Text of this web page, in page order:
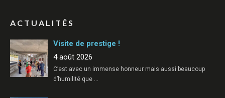
ACTUALITÉS
Visite de prestige !
4 août 2026
C’est avec un immense honneur mais aussi beaucoup
d’humilité que …